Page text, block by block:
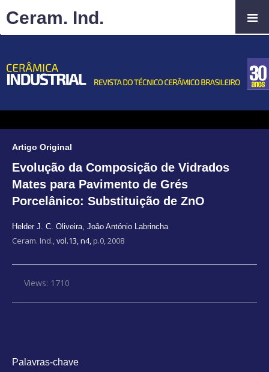
Artigo Original
Evolução da Composição de Vidrados
Mates para Pavimento de Grés
Porcelânico: Substituição de ZnO
Helder J. C. Oliveira, João António Labrincha
Ceram. Ind.,vol.13, n4, p.0, 2008
Views: 1710
Palavras-chave
Ceram. Ind.